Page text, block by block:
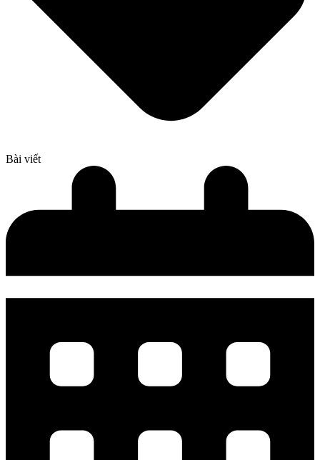
Bài viết